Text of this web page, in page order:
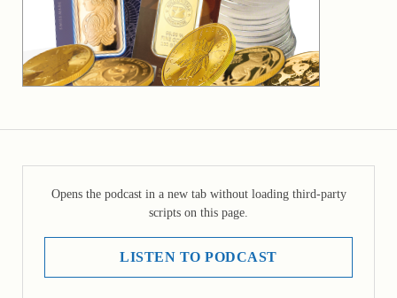
Opens the podcast in a new tab without loading third-party
scripts on this page.
LISTEN TO PODCAST